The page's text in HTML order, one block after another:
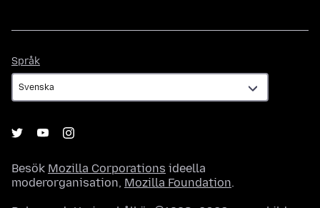
Språk
Besök Mozilla Corporations ideella
moderorganisation, Mozilla Foundation.